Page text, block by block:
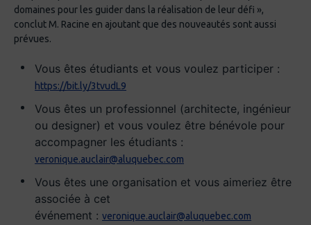
domaines pour les guider dans la réalisation de leur défi »,
conclut M. Racine en ajoutant que des nouveautés sont aussi
prévues.
Vous êtes étudiants et vous voulez participer :
https://bit.ly/3tvudL9
Vous êtes un professionnel (architecte, ingénieur
ou designer) et vous voulez être bénévole pour
accompagner les étudiants :
veronique.auclair@aluquebec.com
Vous êtes une organisation et vous aimeriez être
associée à cet
événement : veronique.auclair@aluquebec.com